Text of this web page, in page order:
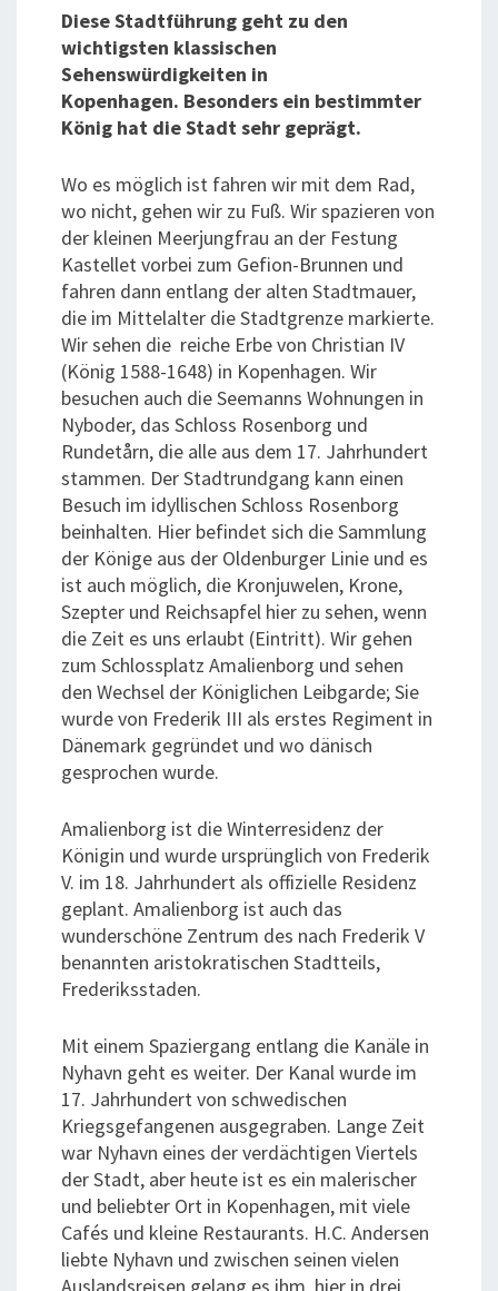
Diese Stadtführung geht zu den
wichtigsten klassischen
Sehenswürdigkeiten in
Kopenhagen. Besonders ein bestimmter
König hat die Stadt sehr geprägt.
Wo es möglich ist fahren wir mit dem Rad,
wo nicht, gehen wir zu Fuß. Wir spazieren von
der kleinen Meerjungfrau an der Festung
Kastellet vorbei zum Gefion-Brunnen und
fahren dann entlang der alten Stadtmauer,
die im Mittelalter die Stadtgrenze markierte.
Wir sehen die reiche Erbe von Christian IV
(König 1588-1648) in Kopenhagen. Wir
besuchen auch die Seemanns Wohnungen in
Nyboder, das Schloss Rosenborg und
Rundetårn, die alle aus dem 17. Jahrhundert
stammen. Der Stadtrundgang kann einen
Besuch im idyllischen Schloss Rosenborg
beinhalten. Hier befindet sich die Sammlung
der Könige aus der Oldenburger Linie und es
ist auch möglich, die Kronjuwelen, Krone,
Szepter und Reichsapfel hier zu sehen, wenn
die Zeit es uns erlaubt (Eintritt). Wir gehen
zum Schlossplatz Amalienborg und sehen
den Wechsel der Königlichen Leibgarde; Sie
wurde von Frederik III als erstes Regiment in
Dänemark gegründet und wo dänisch
gesprochen wurde.
Amalienborg ist die Winterresidenz der
Königin und wurde ursprünglich von Frederik
V. im 18. Jahrhundert als offizielle Residenz
geplant. Amalienborg ist auch das
wunderschöne Zentrum des nach Frederik V
benannten aristokratischen Stadtteils,
Frederiksstaden.
Mit einem Spaziergang entlang die Kanäle in
Nyhavn geht es weiter. Der Kanal wurde im
17. Jahrhundert von schwedischen
Kriegsgefangenen ausgegraben. Lange Zeit
war Nyhavn eines der verdächtigen Viertels
der Stadt, aber heute ist es ein malerischer
und beliebter Ort in Kopenhagen, mit viele
Cafés und kleine Restaurants. H.C. Andersen
liebte Nyhavn und zwischen seinen vielen
Auslandsreisen gelang es ihm, hier in drei